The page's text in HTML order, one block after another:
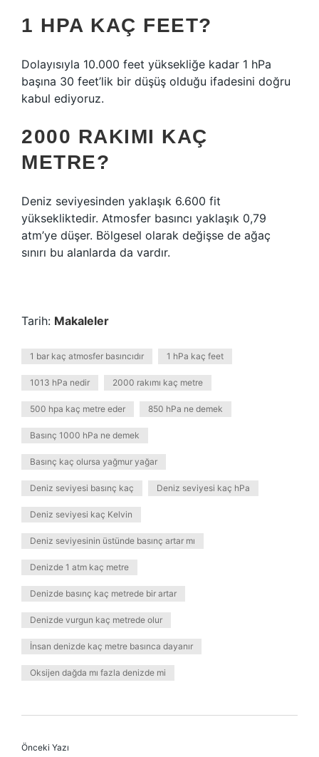
1 HPA KAÇ FEET?
Dolayısıyla 10.000 feet yüksekliğe kadar 1 hPa
başına 30 feet’lik bir düşüş olduğu ifadesini doğru
kabul ediyoruz.
2000 RAKIMI KAÇ
METRE?
Deniz seviyesinden yaklaşık 6.600 fit
yüksekliktedir. Atmosfer basıncı yaklaşık 0,79
atm’ye düşer. Bölgesel olarak değişse de ağaç
sınırı bu alanlarda da vardır.
Tarih: Makaleler
1 bar kaç atmosfer basıncıdır 1 hPa kaç feet
1013 hPa nedir 2000 rakımı kaç metre
500 hpa kaç metre eder 850 hPa ne demek
Basınç 1000 hPa ne demek
Basınç kaç olursa yağmur yağar
Deniz seviyesi basınç kaç Deniz seviyesi kaç hPa
Deniz seviyesi kaç Kelvin
Deniz seviyesinin üstünde basınç artar mı
Denizde 1 atm kaç metre
Denizde basınç kaç metrede bir artar
Denizde vurgun kaç metrede olur
İnsan denizde kaç metre basınca dayanır
Oksijen dağda mı fazla denizde mi
Önceki Yazı